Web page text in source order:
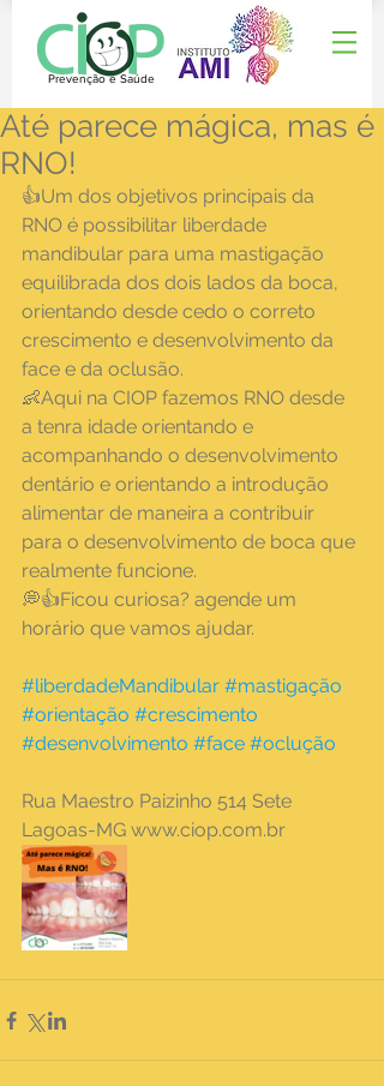
Prevenção e Saúde
Até parece mágica, mas é
RNO!
👍Um dos objetivos principais da
RNO é possibilitar liberdade
mandibular para uma mastigação
equilibrada dos dois lados da boca,
orientando desde cedo o correto
crescimento e desenvolvimento da
face e da oclusão.
👶Aqui na CIOP fazemos RNO desde
a tenra idade orientando e
acompanhando o desenvolvimento
dentário e orientando a introdução
alimentar de maneira a contribuir
para o desenvolvimento de boca que
realmente funcione.
💭👍Ficou curiosa? agende um
horário que vamos ajudar.
#liberdadeMandibular #mastigação
#orientação #crescimento
#desenvolvimento #face #oclução
Rua Maestro Paizinho 514 Sete
Lagoas-MG www.ciop.com.br